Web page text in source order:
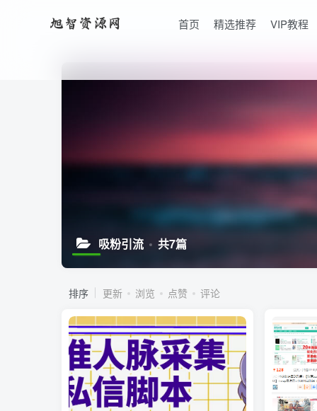
首页 精选推荐 VIP教程
吸粉引流 共7篇
排序 更新 浏览 点赞 评论